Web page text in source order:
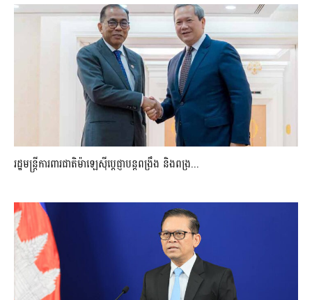
រដ្ឋមន្ត្រីការពារជាតិម៉ាឡេស៊ីប្ដេជ្ញាបន្តពង្រឹង និងពង្រ...